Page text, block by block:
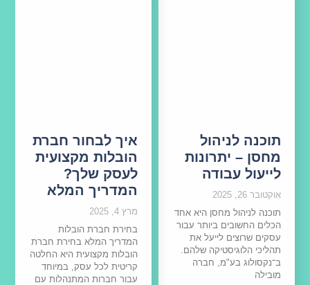
תוכנה לניהול
מחסן – יתרונות
לייעול עבודה
אוקטובר 26, 2025
תוכנה לניהול מחסן היא אחד
הכלים החשובים ביותר עבור
עסקים שרוצים לייעל את
תהליכי הלוגיסטיקה שלהם.
ב־נקסולוג בע"מ, חברה
מובילה
איך לבחור חברת
הובלות מקצועית
לעסק שלך?
המדריך המלא
מרץ 4, 2025
בחירת חברת הובלות
המדריך המלא בחירת חברת
הובלות מקצועית היא החלטה
קריטית לכל עסק, במיוחד
עבור חברות המתנהלות עם